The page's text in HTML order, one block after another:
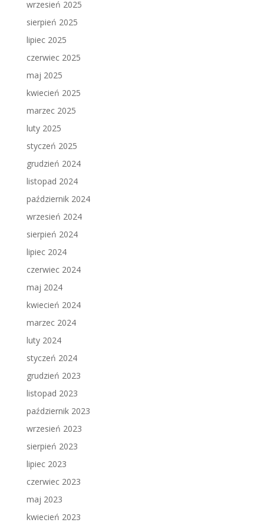
wrzesień 2025
sierpień 2025
lipiec 2025
czerwiec 2025
maj 2025
kwiecień 2025
marzec 2025
luty 2025
styczeń 2025
grudzień 2024
listopad 2024
październik 2024
wrzesień 2024
sierpień 2024
lipiec 2024
czerwiec 2024
maj 2024
kwiecień 2024
marzec 2024
luty 2024
styczeń 2024
grudzień 2023
listopad 2023
październik 2023
wrzesień 2023
sierpień 2023
lipiec 2023
czerwiec 2023
maj 2023
kwiecień 2023